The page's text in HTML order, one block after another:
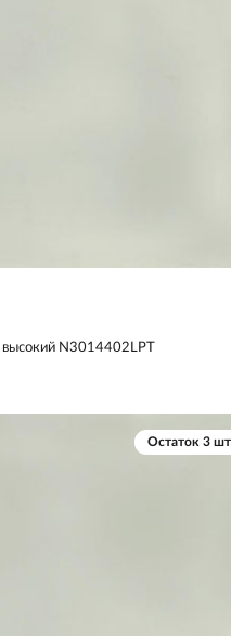
N3014402LPT
Остаток 3 шт